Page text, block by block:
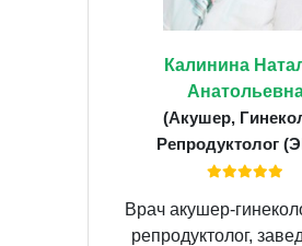
Калинина
(Акушер,
Репродуктолог
Врач акушер-
репродуктолог,